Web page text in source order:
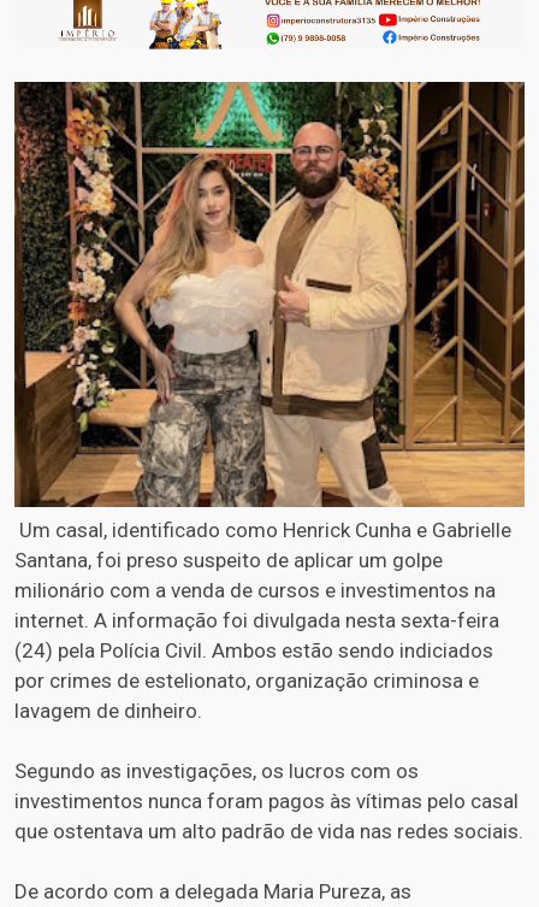
Um casal, identificado como Henrick Cunha e Gabrielle
Santana, foi preso suspeito de aplicar um golpe
milionário com a venda de cursos e investimentos na
internet. A informação foi divulgada nesta sexta-feira
(24) pela Polícia Civil. Ambos estão sendo indiciados
por crimes de estelionato, organização criminosa e
lavagem de dinheiro.
Segundo as investigações, os lucros com os
investimentos nunca foram pagos às vítimas pelo casal
que ostentava um alto padrão de vida nas redes sociais.
De acordo com a delegada Maria Pureza, as